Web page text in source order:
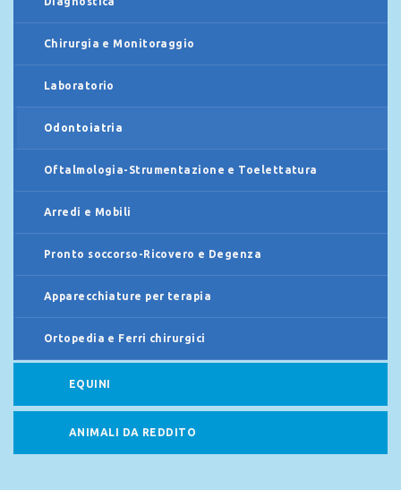
Chirurgia e Monitoraggio
Laboratorio
Odontoiatria
Oftalmologia-Strumentazione e Toelettatura
Arredi e Mobili
Pronto soccorso-Ricovero e Degenza
Apparecchiature per terapia
Ortopedia e Ferri chirurgici
EQUINI
ANIMALI DA REDDITO